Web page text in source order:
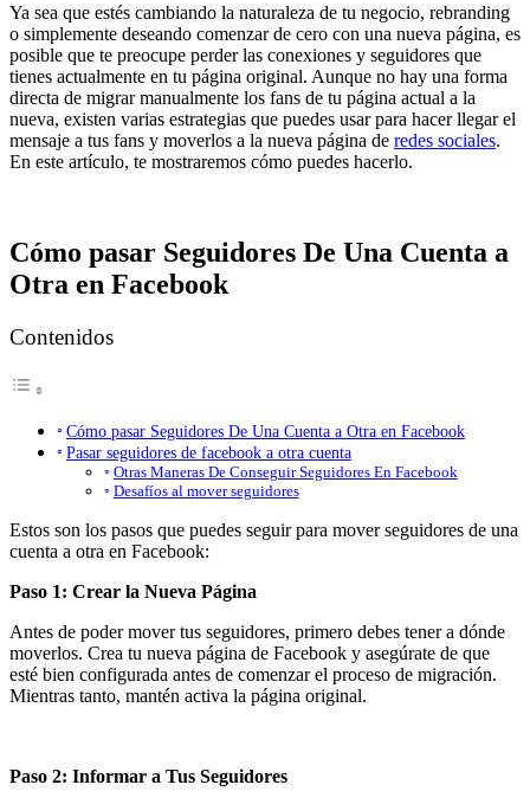
Ya sea que estés cambiando la naturaleza de tu negocio, rebranding
o simplemente deseando comenzar de cero con una nueva página, es
posible que te preocupe perder las conexiones y seguidores que
tienes actualmente en tu página original. Aunque no hay una forma
directa de migrar manualmente los fans de tu página actual a la
nueva, existen varias estrategias que puedes usar para hacer llegar el
mensaje a tus fans y moverlos a la nueva página de redes sociales.
En este artículo, te mostraremos cómo puedes hacerlo.
Cómo pasar Seguidores De Una Cuenta a
Otra en Facebook
Contenidos
Cómo pasar Seguidores De Una Cuenta a Otra en Facebook
Pasar seguidores de facebook a otra cuenta
Otras Maneras De Conseguir Seguidores En Facebook
Desafíos al mover seguidores
Estos son los pasos que puedes seguir para mover seguidores de una
cuenta a otra en Facebook:
Paso 1: Crear la Nueva Página
Antes de poder mover tus seguidores, primero debes tener a dónde
moverlos. Crea tu nueva página de Facebook y asegúrate de que
esté bien configurada antes de comenzar el proceso de migración.
Mientras tanto, mantén activa la página original.
Paso 2: Informar a Tus Seguidores